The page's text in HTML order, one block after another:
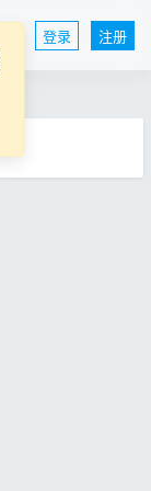
登录 注册